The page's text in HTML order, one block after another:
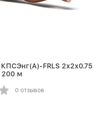
FRLS 2х2х0.75
200 м
0 отзывов